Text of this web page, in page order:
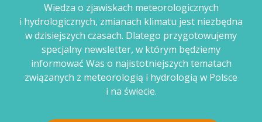
Wiedza o zjawiskach meteorologicznych
i hydrologicznych, zmianach klimatu jest niezbędna
w dzisiejszych czasach. Dlatego przygotowujemy
specjalny newsletter, w którym będziemy
informować Was o najistotniejszych tematach
związanych z meteorologią i hydrologią w Polsce
i na świecie.